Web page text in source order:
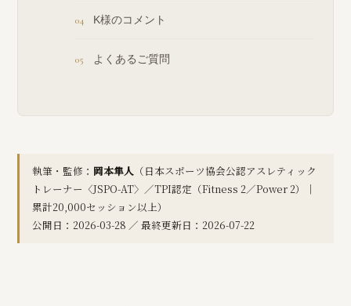
K様のコメント
よくあるご質問
執筆・監修： 岡本隼人 （日本スポーツ協会公認アスレティック
トレーナー〈JSPO-AT〉／TPI認定（Fitness 2／Power 2）｜
累計20,000セッション以上）
公開日：2026-03-28 ／ 最終更新日：2026-07-22